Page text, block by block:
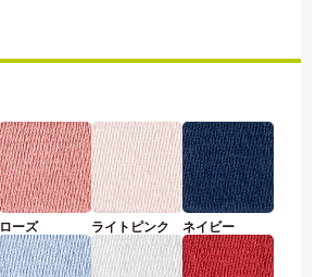
ローズ ライトピンク ネイビー